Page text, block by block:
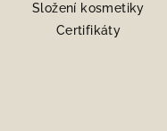
Složení kosmetiky
Certifikáty